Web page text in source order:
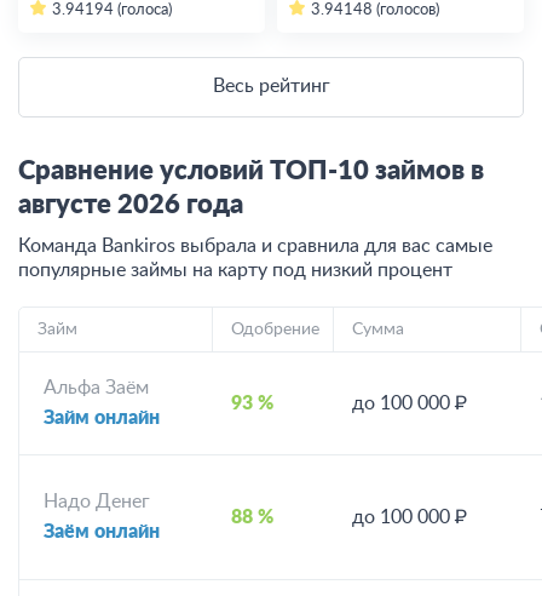
3.94194 (голоса) 3.94148 (голосов)
Весь рейтинг
Сравнение условий ТОП-10 займов в
августе 2026 года
Команда Bankiros выбрала и сравнила для вас самые
популярные займы на карту под низкий процент
Займ Одобрение Сумма
Альфа Заём
Займ онлайн
93 % до 100 000 ₽
Надо Денег
Заём онлайн
88 % до 100 000 ₽